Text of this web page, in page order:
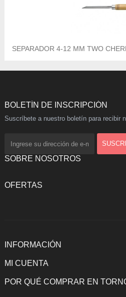
SEPARADOR 4-12 MM TWO
BOLETÍN DE INSCRIPCIÓN
Suscríbete a nuestro boletín para recibir
SOBRE NOSOTROS
OFERTAS
INFORMACIÓN
MI CUENTA
POR QUÉ COMPRAR EN